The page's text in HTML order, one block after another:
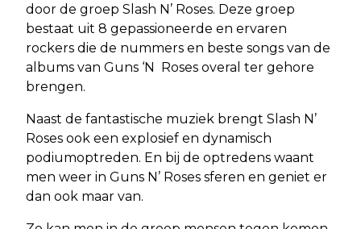
door de groep Slash N’ Roses. Deze groep
bestaat uit 8 gepassioneerde en ervaren
rockers die de nummers en beste songs van de
albums van Guns ‘N Roses overal ter gehore
brengen.
Naast de fantastische muziek brengt Slash N’
Roses ook een explosief en dynamisch
podiumoptreden. En bij de optredens waant
men weer in Guns N’ Roses sferen en geniet er
dan ook maar van.